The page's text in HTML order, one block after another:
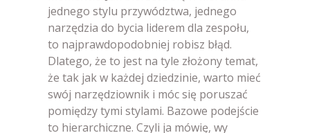
jednego stylu przywództwa, jednego
narzędzia do bycia liderem dla zespołu,
to najprawdopodobniej robisz błąd.
Dlatego, że to jest na tyle złożony temat,
że tak jak w każdej dziedzinie, warto mieć
swój narzędziownik i móc się poruszać
pomiędzy tymi stylami. Bazowe podejście
to hierarchiczne. Czyli ja mówię, wy